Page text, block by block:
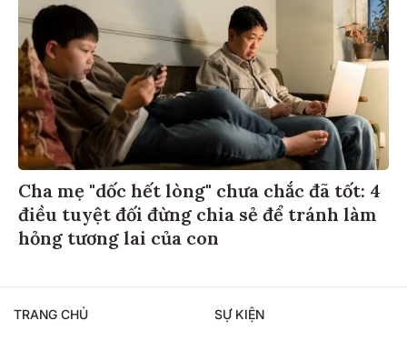
Cha mẹ "dốc hết lòng" chưa chắc đã tốt: 4
điều tuyệt đối đừng chia sẻ để tránh làm
hỏng tương lai của con
TRANG CHỦ SỰ KIỆN